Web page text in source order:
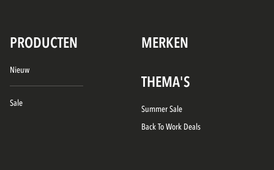
PRODUCTEN MERKEN
Nieuw
Sale
THEMA'S
Summer Sale
Back To Work Deals